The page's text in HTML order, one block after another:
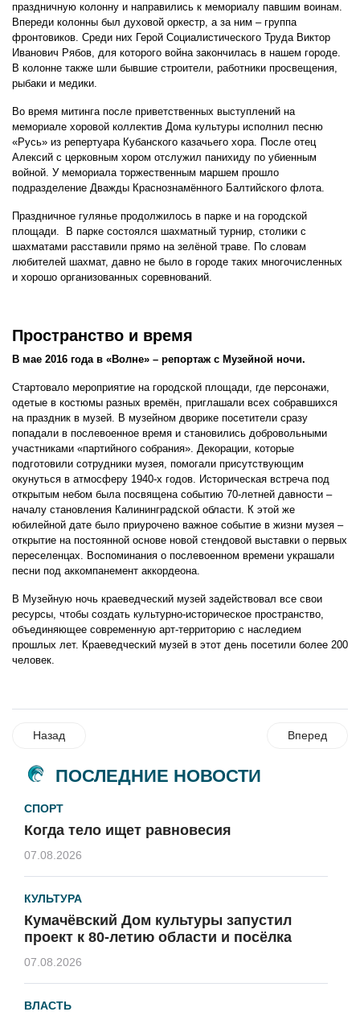
праздничную колонну и направились к мемориалу павшим воинам.
Впереди колонны был духовой оркестр, а за ним – группа
фронтовиков. Среди них Герой Социалистического Труда Виктор
Иванович Рябов, для которого война закончилась в нашем городе.
В колонне также шли бывшие строители, работники просвещения,
рыбаки и медики.
Во время митинга после приветственных выступлений на
мемориале хоровой коллектив Дома культуры исполнил песню
«Русь» из репертуара Кубанского казачьего хора. После отец
Алексий с церковным хором отслужил панихиду по убиенным
войной. У мемориала торжественным маршем прошло
подразделение Дважды Краснознамённого Балтийского флота.
Праздничное гулянье продолжилось в парке и на городской
площади. В парке состоялся шахматный турнир, столики с
шахматами расставили прямо на зелёной траве. По словам
любителей шахмат, давно не было в городе таких многочисленных
и хорошо организованных соревнований.
Пространство и время
В мае 2016 года в «Волне» – репортаж с Музейной ночи.
Стартовало мероприятие на городской площади, где персонажи,
одетые в костюмы разных времён, приглашали всех собравшихся
на праздник в музей. В музейном дворике посетители сразу
попадали в послевоенное время и становились добровольными
участниками «партийного собрания». Декорации, которые
подготовили сотрудники музея, помогали присутствующим
окунуться в атмосферу 1940-х годов. Историческая встреча под
открытым небом была посвящена событию 70-летней давности –
началу становления Калининградской области. К этой же
юбилейной дате было приурочено важное событие в жизни музея –
открытие на постоянной основе новой стендовой выставки о первых
переселенцах. Воспоминания о послевоенном времени украшали
песни под аккомпанемент аккордеона.
В Музейную ночь краеведческий музей задействовал все свои
ресурсы, чтобы создать культурно-историческое пространство,
объединяющее современную арт-территорию с наследием
прошлых лет. Краеведческий музей в этот день посетили более 200
человек.
Назад Вперед
ПОСЛЕДНИЕ НОВОСТИ
СПОРТ
Когда тело ищет равновесия
07.08.2026
КУЛЬТУРА
Кумачёвский Дом культуры запустил
проект к 80-летию области и посёлка
07.08.2026
ВЛАСТЬ